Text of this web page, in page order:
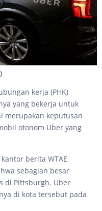
kerja (PHK)
yang bekerja untuk
merupakan keputusan
otonom Uber yang
berita WTAE
sebagian besar
di Pittsburgh. Uber
di kota tersebut pada